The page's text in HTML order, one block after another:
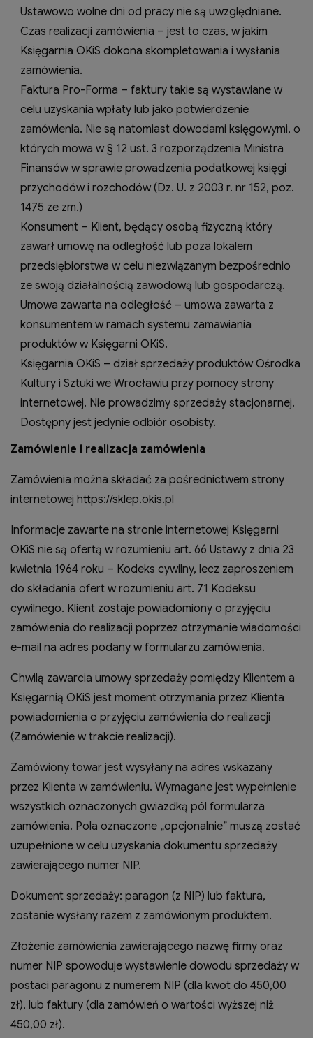
Ustawowo wolne dni od pracy nie są uwzględniane.
Czas realizacji zamówienia – jest to czas, w jakim
Księgarnia OKiS dokona skompletowania i wysłania
zamówienia.
Faktura Pro-Forma – faktury takie są wystawiane w
celu uzyskania wpłaty lub jako potwierdzenie
zamówienia. Nie są natomiast dowodami księgowymi, o
których mowa w § 12 ust. 3 rozporządzenia Ministra
Finansów w sprawie prowadzenia podatkowej księgi
przychodów i rozchodów (Dz. U. z 2003 r. nr 152, poz.
1475 ze zm.)
Konsument – Klient, będący osobą fizyczną który
zawarł umowę na odległość lub poza lokalem
przedsiębiorstwa w celu niezwiązanym bezpośrednio
ze swoją działalnością zawodową lub gospodarczą.
Umowa zawarta na odległość – umowa zawarta z
konsumentem w ramach systemu zamawiania
produktów w Księgarni OKiS.
Księgarnia OKiS – dział sprzedaży produktów Ośrodka
Kultury i Sztuki we Wrocławiu przy pomocy strony
internetowej. Nie prowadzimy sprzedaży stacjonarnej.
Dostępny jest jedynie odbiór osobisty.
Zamówienie i realizacja zamówienia
Zamówienia można składać za pośrednictwem strony
internetowej https://sklep.okis.pl
Informacje zawarte na stronie internetowej Księgarni
OKiS nie są ofertą w rozumieniu art. 66 Ustawy z dnia 23
kwietnia 1964 roku – Kodeks cywilny, lecz zaproszeniem
do składania ofert w rozumieniu art. 71 Kodeksu
cywilnego. Klient zostaje powiadomiony o przyjęciu
zamówienia do realizacji poprzez otrzymanie wiadomości
e-mail na adres podany w formularzu zamówienia.
Chwilą zawarcia umowy sprzedaży pomiędzy Klientem a
Księgarnią OKiS jest moment otrzymania przez Klienta
powiadomienia o przyjęciu zamówienia do realizacji
(Zamówienie w trakcie realizacji).
Zamówiony towar jest wysyłany na adres wskazany
przez Klienta w zamówieniu. Wymagane jest wypełnienie
wszystkich oznaczonych gwiazdką pól formularza
zamówienia. Pola oznaczone „opcjonalnie” muszą zostać
uzupełnione w celu uzyskania dokumentu sprzedaży
zawierającego numer NIP.
Dokument sprzedaży: paragon (z NIP) lub faktura,
zostanie wysłany razem z zamówionym produktem.
Złożenie zamówienia zawierającego nazwę firmy oraz
numer NIP spowoduje wystawienie dowodu sprzedaży w
postaci paragonu z numerem NIP (dla kwot do 450,00
zł), lub faktury (dla zamówień o wartości wyższej niż
450,00 zł).